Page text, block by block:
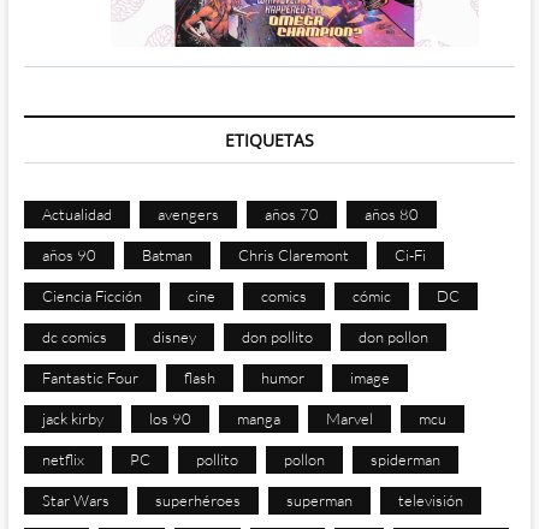
ETIQUETAS
Actualidad avengers años 70 años 80
años 90 Batman Chris Claremont Ci-Fi
Ciencia Ficción cine comics cómic DC
dc comics disney don pollito don pollon
Fantastic Four flash humor image
jack kirby los 90 manga Marvel mcu
netflix PC pollito pollon spiderman
Star Wars superhéroes superman televisión